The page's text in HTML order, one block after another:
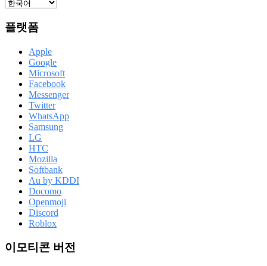
플랫폼
Apple
Google
Microsoft
Facebook
Messenger
Twitter
WhatsApp
Samsung
LG
HTC
Mozilla
Softbank
Au by KDDI
Docomo
Openmoji
Discord
Roblox
이모티콘 버전